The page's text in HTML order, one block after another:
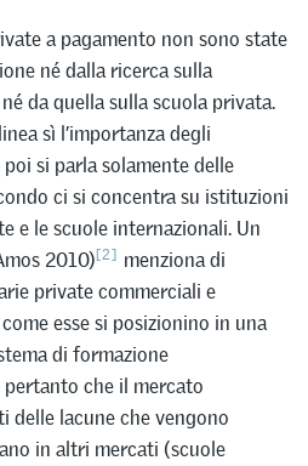
a pagamento non sono state
né dalla ricerca sulla
da quella sulla scuola privata.
sì l’importanza degli
si parla solamente delle
ci si concentra su istituzioni
e le scuole internazionali. Un
2010)[2] menziona di
private commerciali e
esse si posizionino in una
di formazione
pertanto che il mercato
delle lacune che vengono
in altri mercati (scuole